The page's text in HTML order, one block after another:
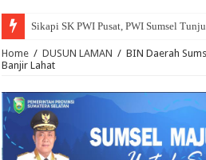
Sikapi SK PWI Pusat, PWI Sumsel
Home / DUSUN LAMAN / BIN Daerah
Banjir Lahat